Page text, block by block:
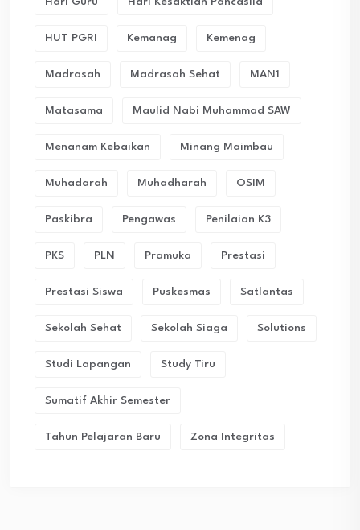
HUT PGRI Kemanag Kemenag
Madrasah Madrasah Sehat MAN1
Matasama Maulid Nabi Muhammad SAW
Menanam Kebaikan Minang Maimbau
Muhadarah Muhadharah OSIM
Paskibra Pengawas Penilaian K3
PKS PLN Pramuka Prestasi
Prestasi Siswa Puskesmas Satlantas
Sekolah Sehat Sekolah Siaga Solutions
Studi Lapangan Study Tiru
Sumatif Akhir Semester
Tahun Pelajaran Baru Zona Integritas